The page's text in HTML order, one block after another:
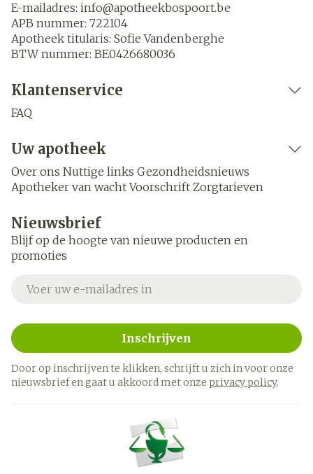
E-mailadres: info@apotheekbospoort.be
APB nummer: 722104
Apotheek titularis: Sofie Vandenberghe
BTW nummer: BE0426680036
Klantenservice
FAQ
Uw apotheek
Over ons Nuttige links Gezondheidsnieuws
Apotheker van wacht Voorschrift Zorgtarieven
Nieuwsbrief
Blijf op de hoogte van nieuwe producten en
promoties
Inschrijven
Door op inschrijven te klikken, schrijft u zich in voor onze
nieuwsbrief en gaat u akkoord met onze privacy policy.